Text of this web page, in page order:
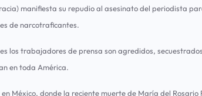
manifiesta su repudio al asesinato del periodista
de narcotraficantes.
los trabajadores de prensa son agredidos,
en toda América.
México, donde la reciente muerte de María del Rosario